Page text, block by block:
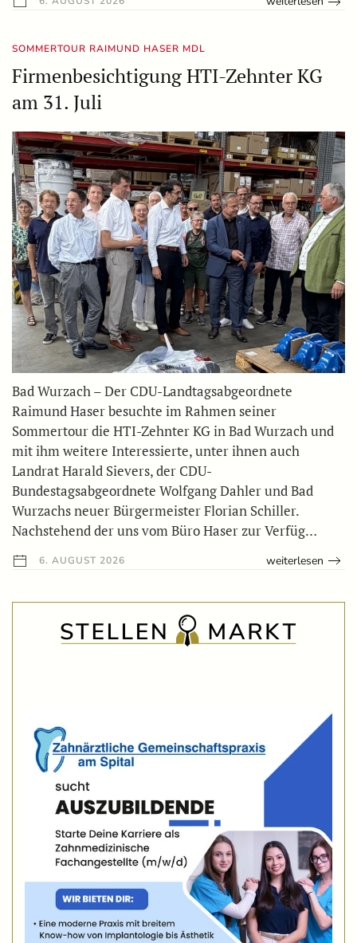
SOMMERTOUR RAIMUND HASER MDL
Firmenbesichtigung HTI-Zehnter KG
am 31. Juli
Bad Wurzach – Der CDU-Landtagsabgeordnete
Raimund Haser besuchte im Rahmen seiner
Sommertour die HTI-Zehnter KG in Bad Wurzach und
mit ihm weitere Interessierte, unter ihnen auch
Landrat Harald Sievers, der CDU-
Bundestagsabgeordnete Wolfgang Dahler und Bad
Wurzachs neuer Bürgermeister Florian Schiller.
Nachstehend der uns vom Büro Haser zur Verfüg…
6. AUGUST 2026 weiterlesen